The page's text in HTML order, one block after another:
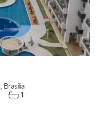
, Brasília
1